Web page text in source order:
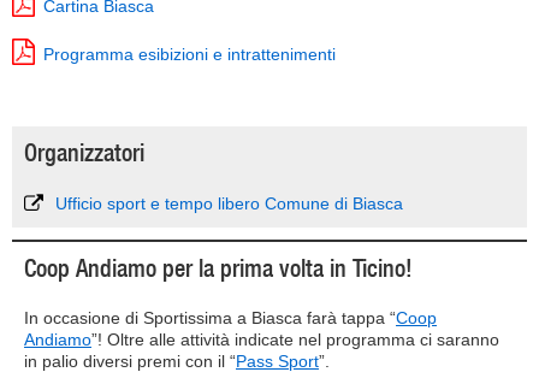
Cartina Biasca
Programma esibizioni e intrattenimenti
Organizzatori
Ufficio sport e tempo libero Comune di Biasca
Coop Andiamo per la prima volta in Ticino!
In occasione di Sportissima a Biasca farà tappa “Coop
Andiamo”! Oltre alle attività indicate nel programma ci saranno
in palio diversi premi con il “Pass Sport”.